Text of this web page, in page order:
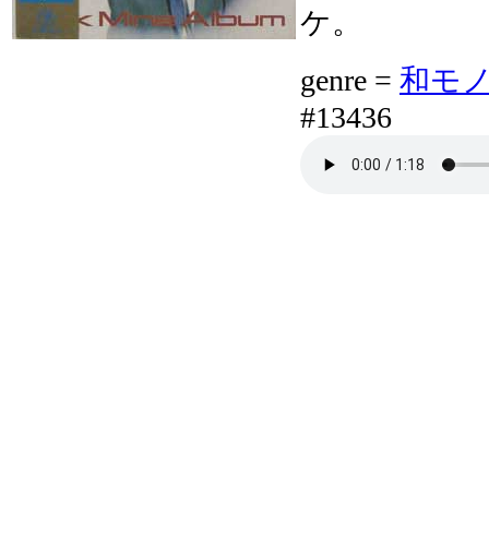
ケ。
genre = 和モ
#13436